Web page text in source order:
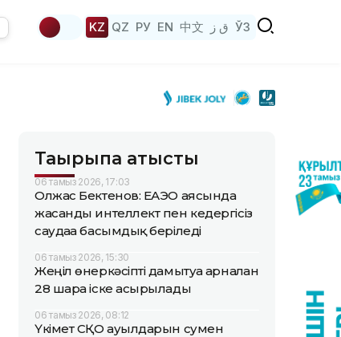
KZ QZ РУ EN 中文 ق ز ЎЗ
Тақырыпқа қатысты
06 тамыз 2026, 17:03
Олжас Бектенов: ЕАЭО аясында
жасанды интеллект пен кедергісіз
саудаға басымдық беріледі
06 тамыз 2026, 15:30
Жеңіл өнеркәсіпті дамытуға арналған
28 шара іске асырылады
06 тамыз 2026, 08:12
Үкімет СҚО ауылдарын сумен